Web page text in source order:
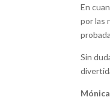
En
por las
Sin